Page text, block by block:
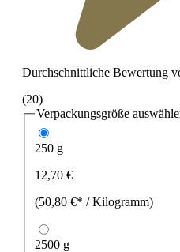
Durchschnittliche Bewertung
(20)
Verpackungsgröße
250 g
12,70 €
(50,80 €* / Kilogramm)
2500 g